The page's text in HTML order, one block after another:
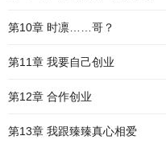
第10章 时凛……哥？
第11章 我要自己创业
第12章 合作创业
第13章 我跟臻臻真心相爱